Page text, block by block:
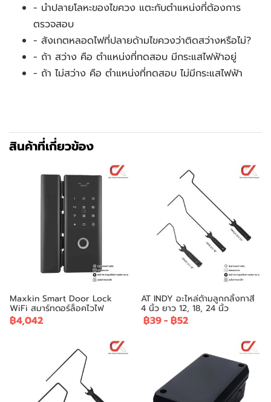
- นำปลายโลหะของไขควง แตะกับตำแหน่งที่ต้องการ
ตรวจสอบ
- สังเกตหลอดไฟที่ปลายด้ามไขควงว่าติดสว่างหรือไม่?
- ถ้า สว่าง คือ ตำแหน่งที่ทดสอบ มีกระแสไฟฟ้าอยู่
- ถ้า ไม่สว่าง คือ ตำแหน่งที่ทดสอบ ไม่มีกระแสไฟฟ้า
สินค้าที่เกี่ยวข้อง
Maxkin Smart Door Lock
WiFi สมาร์ทดอร์ล็อคไวไฟ
฿4,042
AT INDY อะไหล่ด้ามลูกกลิ้งทาสี
4 นิ้ว ยาว 12, 18, 24 นิ้ว
฿39- ฿52